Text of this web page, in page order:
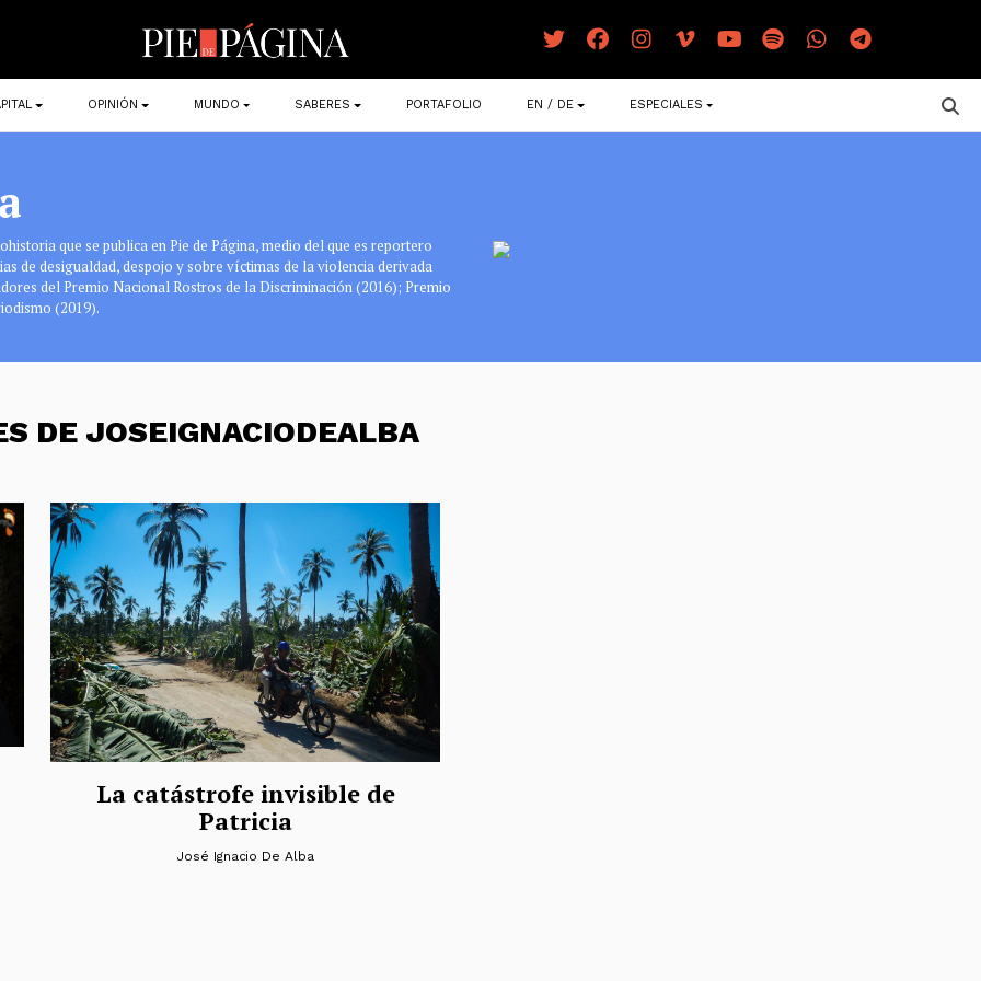
OPINIÓN MUNDO SABERES PORTAFOLIO EN / DE ESPECIALES
que se publica en Pie de Página, medio del que es reportero
de desigualdad, despojo y sobre víctimas de la violencia derivada
del Premio Nacional Rostros de la Discriminación (2016); Premio
(2019).
DE JOSEIGNACIODEALBA
La catástrofe invisible de
Patricia
José Ignacio De Alba